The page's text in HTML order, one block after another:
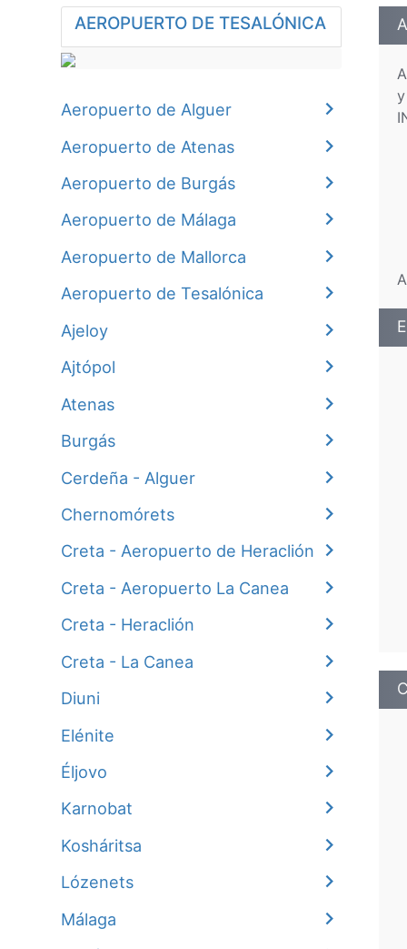
AEROPUERTO DE TESALÓNICA
Aeropuerto de Alguer
Aeropuerto de Atenas
Aeropuerto de Burgás
Aeropuerto de Málaga
Aeropuerto de Mallorca
Aeropuerto de Tesalónica
Ajeloy
Ajtópol
Atenas
Burgás
Cerdeña - Alguer
Chernomórets
Creta - Aeropuerto de Heraclión
Creta - Aeropuerto La Canea
Creta - Heraclión
Creta - La Canea
Diuni
Elénite
Éljovo
Karnobat
Kosháritsa
Lózenets
Málaga